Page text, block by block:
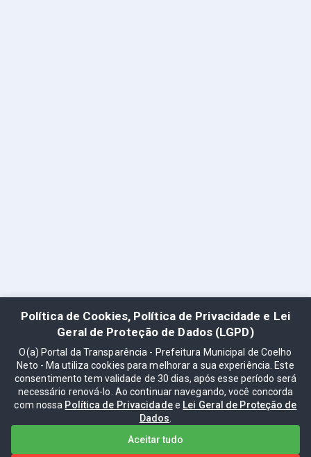
Política de Cookies, Política de Privacidade e Lei
Geral de Proteção de Dados (LGPD)
O(a) Portal da Transparência - Prefeitura Municipal de Coelho
Neto - Ma utiliza cookies para melhorar a sua experiência. Este
consentimento tem validade de 30 dias, após esse período será
necessário renová-lo. Ao continuar navegando, você concorda
com nossa Política de Privacidadee Lei Geral de Proteção de
Dados
Aceitar tudo